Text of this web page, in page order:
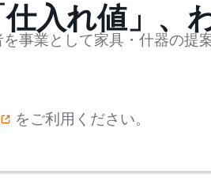
入れ値」、
事業として家具・什器の提
をご利用ください。